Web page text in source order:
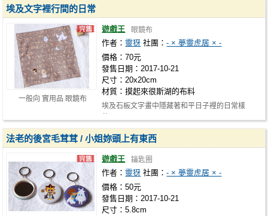
一般向 實用品 眼鏡布
埃及文字裡行間的日常
遊戲王 眼鏡布
作者： 靈犽 社團：- × 夢靈虎居 × -
價格：70元
發售日期：2017-10-21
尺寸：20x20cm
材質：摸起來很斯湖的布料
埃及石板文字畫中隱藏著和平日子裡的日常樣
法老的後宮毛茸茸 / 小姐妳頭上有東西
遊戲王 鑰匙圈
作者： 靈犽 社團：- × 夢靈虎居 × -
價格：50元
發售日期：2017-10-21
尺寸：5.8cm